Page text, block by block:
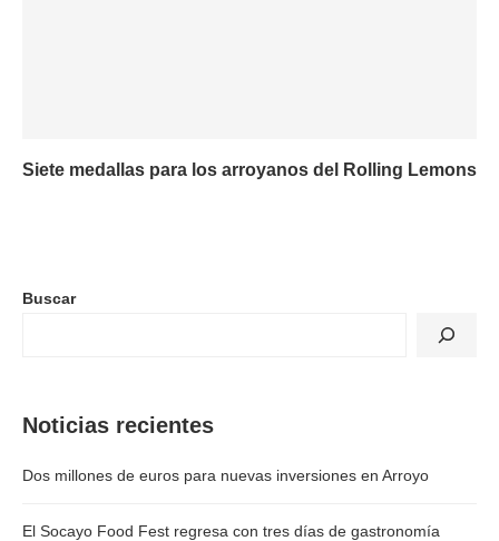
Siete medallas para los arroyanos del Rolling Lemons
Buscar
Noticias recientes
Dos millones de euros para nuevas inversiones en Arroyo
El Socayo Food Fest regresa con tres días de gastronomía